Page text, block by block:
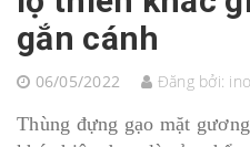
gắn cánh
06/05/2022 Đăng bởi:
Thùng đựng gạo mặt